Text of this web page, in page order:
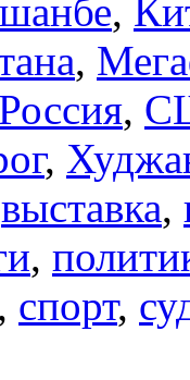
,
,
Россия,
,
выставка,
,
, спорт,